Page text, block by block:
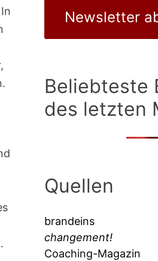
Newsletter
Beliebteste
des letzten
Quellen
brandeins
changement!
Coaching-Magazin